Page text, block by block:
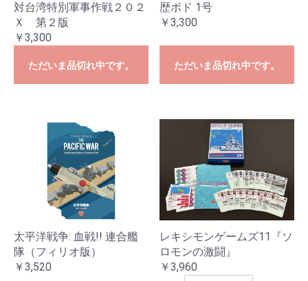
対台湾特別軍事作戦２０２
Ｘ 第２版
￥3,300
ただいま品切れ中です。
歴ボド 1号
￥3,300
ただいま品切れ中です。
太平洋戦争: 血戦!! 連合艦
隊（フィリオ版）
￥3,520
レキシモンゲームズ11『ソ
ロモンの激闘』
￥3,960